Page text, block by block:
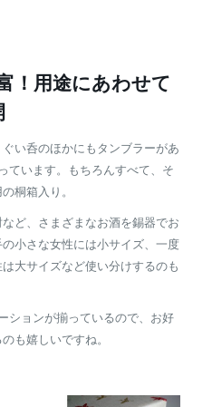
！用途にあわせて
い呑のほかにもタンブラーがあ
ています。もちろんすべて、そ
桐箱入り。
ど、さまざまなお酒を錫器でお
小さな女性には小サイズ、一度
大サイズなど使い分けするのも
ションが揃っているので、お好
も嬉しいですね。